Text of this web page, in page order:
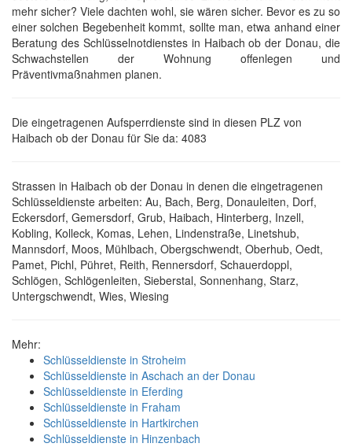
mehr sicher? Viele dachten wohl, sie wären sicher. Bevor es zu so
einer solchen Begebenheit kommt, sollte man, etwa anhand einer
Beratung des Schlüsselnotdienstes in Haibach ob der Donau, die
Schwachstellen der Wohnung offenlegen und
Präventivmaßnahmen planen.
Die eingetragenen Aufsperrdienste sind in diesen PLZ von
Haibach ob der Donau für Sie da: 4083
Strassen in Haibach ob der Donau in denen die eingetragenen
Schlüsseldienste arbeiten: Au, Bach, Berg, Donauleiten, Dorf,
Eckersdorf, Gemersdorf, Grub, Haibach, Hinterberg, Inzell,
Kobling, Kolleck, Komas, Lehen, Lindenstraße, Linetshub,
Mannsdorf, Moos, Mühlbach, Obergschwendt, Oberhub, Oedt,
Pamet, Pichl, Pühret, Reith, Rennersdorf, Schauerdoppl,
Schlögen, Schlögenleiten, Sieberstal, Sonnenhang, Starz,
Untergschwendt, Wies, Wiesing
Mehr:
Schlüsseldienste in Stroheim
Schlüsseldienste in Aschach an der Donau
Schlüsseldienste in Eferding
Schlüsseldienste in Fraham
Schlüsseldienste in Hartkirchen
Schlüsseldienste in Hinzenbach